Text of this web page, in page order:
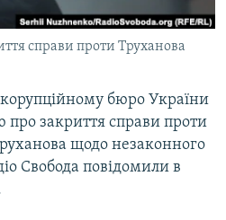
справи проти Труханова
бюро України
закриття справи проти
щодо незаконного
Свобода повідомили в